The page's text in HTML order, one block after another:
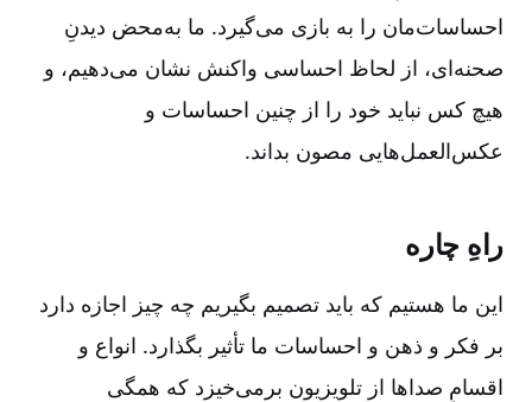
احساسات‌مان را به بازی می‌گیرد. ما به‌محض دیدنِ
صحنه‌ای، از لحاظ احساسی واکنش نشان می‌دهیم، و
هیچ کس نباید خود را از چنین احساسات و
عکس‌العمل‌هایی مصون بداند.
راهِ چاره
این ما هستیم که باید تصمیم بگیریم چه چیز اجازه دارد
بر فکر و ذهن‌ و احساسات‌ ما تأثیر بگذارد. انواع و
اقسامِ صداها از تلویزیون برمی‌خیزد که همگی